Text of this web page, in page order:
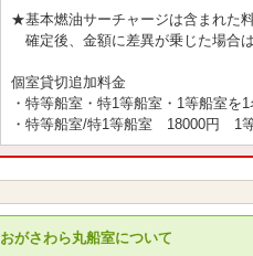
★基本燃油サーチャージは含まれた
確定後、金額に差異が乗じた場合
個室貸切追加料金
・特等船室・特1等船室・1等船室
・特等船室/特1等船室 18000円 1
おがさわら丸船室について